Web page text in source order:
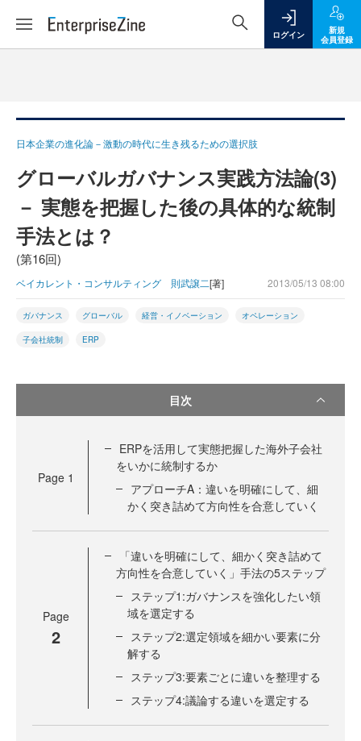
ログイン
新規
会員登録
日本企業の進化論－激動の時代に生き残るための選択肢
グローバルガバナンス実践方法論(3)
－ 実態を把握した後の具体的な統制
手法とは？
(第16回)
ベイカレント・コンサルティング 則武譲二[著] 2013/05/13 08:00
ガバナンス グローバル 経営・イノベーション オペレーション
子会社統制 ERP
目次
Page 1
ERPを活用して実態把握した海外子会社
をいかに統制するか
アプローチA：違いを明確にして、細
かく突き詰めて方向性を合意していく
Page
2
「違いを明確にして、細かく突き詰めて
方向性を合意していく」手法の5ステップ
ステップ1:ガバナンスを強化したい領
域を選定する
ステップ2:選定領域を細かい要素に分
解する
ステップ3:要素ごとに違いを整理する
ステップ4:議論する違いを選定する